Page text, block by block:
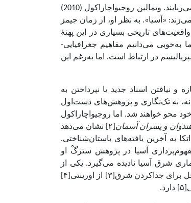
ویمالین روجیواچاراکول (2010)
«آسیا». به نظر او، از زمان جیمز
تاریخی بسیاری در این پهنهٔ
به‌خوبی می‌دانیم مفاهیم جغرافیایی-
در ارتباط است. اما به‌رغم این
نیافتن اسناد جدید یا نپرداختن به
به تک‌نگاری و پژوهش‌های دست‌اول
محو خواهند شد. اما روجیواچاراکول
و پسران آسمان ۲]
نشان می‌دهد
آخرین یافته‌های باستان‌شناختی.
آسیا در پژوهش سترگْ او
شرق آسیا نادیده می‌گیرد. یکی از
برای جداکردن شرق[۳] از اورینتی[ ۴]
۵] دارد.